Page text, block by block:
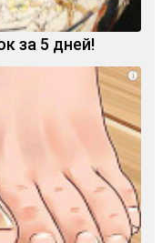
за 5 дней!
i